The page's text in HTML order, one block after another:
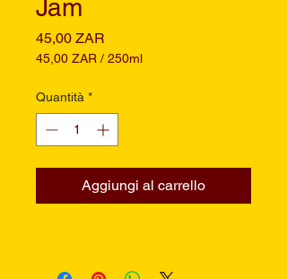
Jam
45,00 ZAR
45,00 ZAR / 250ml
ogni
Millilitri
Quantità *
Aggiungi al carrello